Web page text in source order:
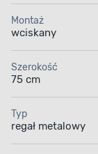
Montaż
wciskany
Szerokość
75 cm
Typ
regał metalowy